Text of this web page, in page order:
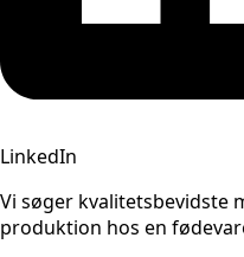
LinkedIn
Vi søger kvalitetsbevidste
produktion hos en